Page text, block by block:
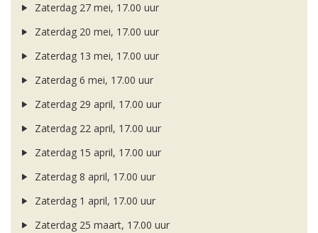
Zaterdag 27 mei, 17.00 uur
Zaterdag 20 mei, 17.00 uur
Zaterdag 13 mei, 17.00 uur
Zaterdag 6 mei, 17.00 uur
Zaterdag 29 april, 17.00 uur
Zaterdag 22 april, 17.00 uur
Zaterdag 15 april, 17.00 uur
Zaterdag 8 april, 17.00 uur
Zaterdag 1 april, 17.00 uur
Zaterdag 25 maart, 17.00 uur